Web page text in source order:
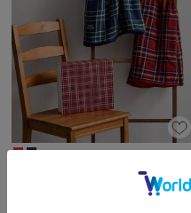
【ミキハウス】マルチケット